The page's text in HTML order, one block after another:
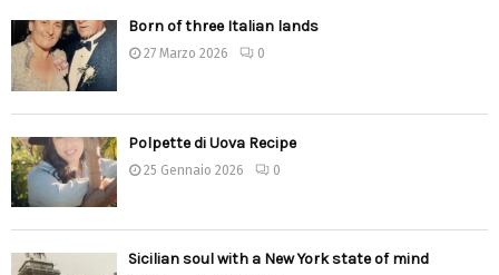
Born of three Italian lands
27 Marzo 2026 0
Polpette di Uova Recipe
25 Gennaio 2026 0
Sicilian soul with a New York state of mind